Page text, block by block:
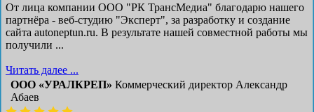
От лица компании ООО "РК ТрансМедиа" благодарю нашего
партнёра - веб-студию "Эксперт", за разработку и создание
сайта autoneptun.ru. В результате нашей совместной работы мы
получили ...
Читать далее ...
ООО «УРАЛКРЕП» Коммерческий директор Александр
Абаев